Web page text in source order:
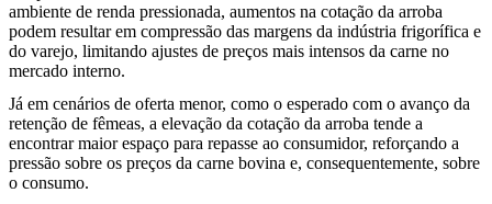
ambiente de renda pressionada, aumentos na cotação da arroba
podem resultar em compressão das margens da indústria frigorífica e
do varejo, limitando ajustes de preços mais intensos da carne no
mercado interno.
Já em cenários de oferta menor, como o esperado com o avanço da
retenção de fêmeas, a elevação da cotação da arroba tende a
encontrar maior espaço para repasse ao consumidor, reforçando a
pressão sobre os preços da carne bovina e, consequentemente, sobre
o consumo.